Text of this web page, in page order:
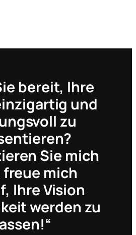
bereit, Ihre
und
zu
Sie mich
freue mich
Ihre Vision
werden zu